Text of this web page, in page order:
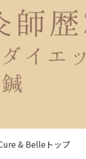
& Belleトップ